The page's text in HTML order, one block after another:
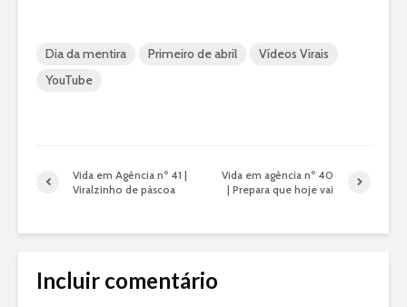
Dia da mentira Primeiro de abril
Vídeos Virais
YouTube
Vida em Agência nº 41 |
Viralzinho de páscoa
Vida em agência nº 40
| Prepara que hoje vai
Incluir comentário